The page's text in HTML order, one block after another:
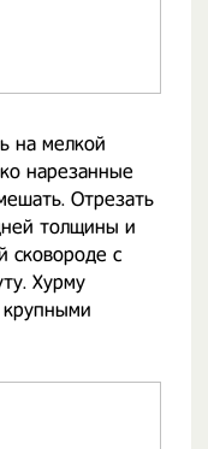
на мелкой
нарезанные
Отрезать
толщины и
сковороде с
Хурму
крупными